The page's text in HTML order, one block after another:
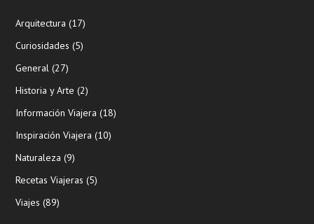
Arquitectura (17)
Curiosidades (5)
General (27)
Historia y Arte (2)
Información Viajera (18)
Inspiración Viajera (10)
Naturaleza (9)
Recetas Viajeras (5)
Viajes (89)